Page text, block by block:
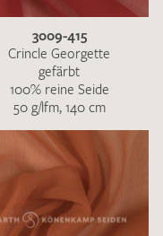
3009-415
Crincle Georgette
gefärbt
100% reine Seide
50 g/lfm, 140 cm